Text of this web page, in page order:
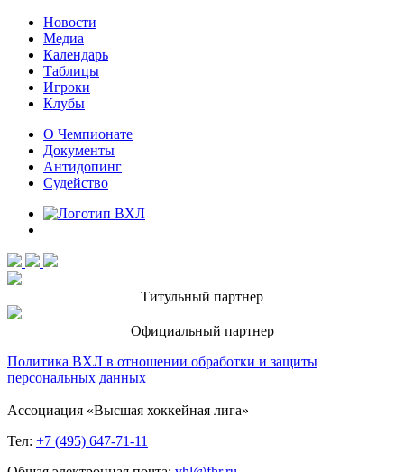
Новости
Медиа
Календарь
Таблицы
Игроки
Клубы
О Чемпионате
Документы
Антидопинг
Судейство
Титульный партнер
Официальный партнер
Политика ВХЛ в отношении обработки и защиты
персональных данных
Ассоциация «Высшая хоккейная лига»
Тел: +7 (495) 647-71-11